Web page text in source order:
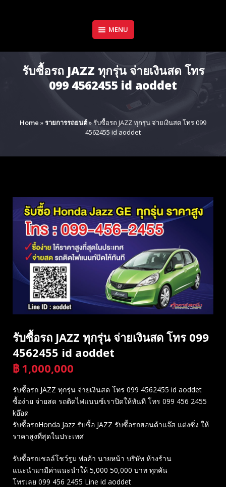
MENU
รับซื้อรถ JAZZ ทุกรุ่น จ่ายเงินสด โทร
099 4562455 id aoddet
Home »รายการรถยนต์»รับซื้อรถ JAZZ ทุกรุ่น จ่ายเงินสด โทร 099
4562455 id aoddet
รับซื้อรถ JAZZ ทุกรุ่น จ่ายเงินสด โทร 099
4562455 id aoddet
฿ 1,000,000
รับซื้อรถ JAZZ ทุกรุ่น จ่ายเงินสด โทร 099 4562455 id aoddet
ซื้อง่าย จ่ายสด รถติดไฟแนนซ์เราปิดให้ทันที โทร 099 456 2455
kอ๊อด
รับซื้อรถHonda Jazz รับซื้อ JAZZ รับซื้อรถฮอนด้าแจ๊ส แต่งซิ่ง ให้
ราคาสูงที่สุดในประเทศ
รับซื้อรถเชลล์โชว์รูม พ่อค้า นายหน้า บริษัท ห้างร้าน
แนะนำมามีค่าแนะนำให้ 5,000 50,000 บาท ทุกคัน
โทรเลย 099 456 2455 Line id aoddet